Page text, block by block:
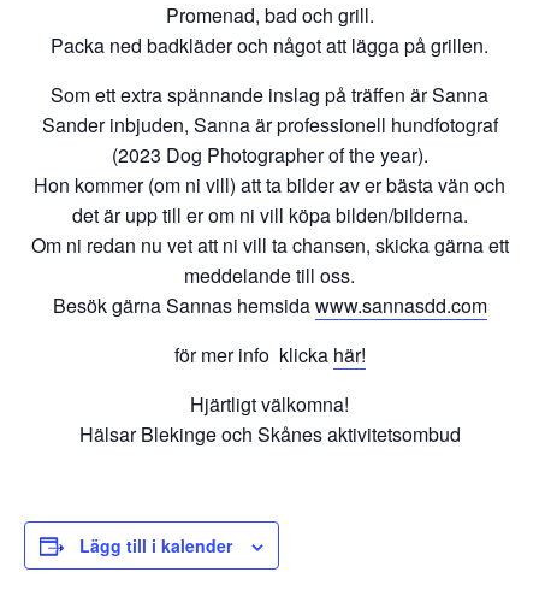
Promenad, bad och grill.
Packa ned badkläder och något att lägga på grillen.
Som ett extra spännande inslag på träffen är Sanna
Sander inbjuden, Sanna är professionell hundfotograf
(2023 Dog Photographer of the year).
Hon kommer (om ni vill) att ta bilder av er bästa vän och
det är upp till er om ni vill köpa bilden/bilderna.
Om ni redan nu vet att ni vill ta chansen, skicka gärna ett
meddelande till oss.
Besök gärna Sannas hemsidawww.sannasdd.com
för mer info klicka här!
Hjärtligt välkomna!
Hälsar Blekinge och Skånes aktivitetsombud
Lägg till i kalender